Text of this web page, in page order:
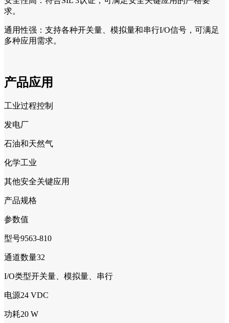
求。
通用性强：支持各种开关量、模拟量和串行I/O信号，可满足
多种应用需求。
产品应用
工业过程控制
发电厂
石油和天然气
化学工业
其他安全关键应用
产品规格
参数值
型号9563-810
通道数量32
I/O类型开关量、模拟量、串行
电源24 VDC
功耗20 W